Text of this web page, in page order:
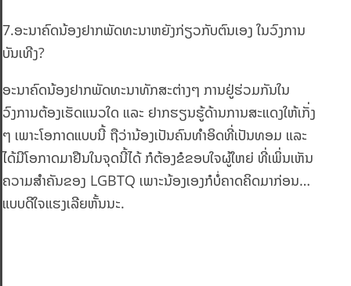
7.ອະນາຄົດນ້ອງຢາກພັດທະນາຫຍັງກ່ຽວກັບຕົນເອງ ໃນວົງການ
ບັນເທີງ?
ອະນາຄົດນ້ອງຢາກພັດທະນາທັກສະຕ່າງໆ ການຢູ່ຮ່ວມກັນໃນ
ວົງການຕ້ອງເຮັດແນວໃດ ແລະ ຢາກຮຽນຮູ້ດ້ານການສະແດງໃຫ້ເກັ່ງ
ໆ ເພາະໂອກາດແບບນີ້ ຖືວ່ານ້ອງເປັນຄົນທຳອິດທີ່ເປັນທອມ ແລະ
ໄດ້ມີໂອກາດມາຢືນໃນຈຸດນີ້ໄດ້ ກໍຕ້ອງຂໍຂອບໃຈຜູ້ໃຫຍ່ ທີ່ເພິ່ນເຫັນ
ຄວາມສຳຄັນຂອງ LGBTQ ເພາະນ້ອງເອງກໍບໍ່ຄາດຄິດມາກ່ອນ…
ແບບດີໃຈແຮງເລີຍຫັ້ນນະ.